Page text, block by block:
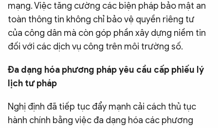
mạng. Việc tăng cường các biện pháp bảo mật an
toàn thông tin không chỉ bảo vệ quyền riêng tư
của công dân mà còn góp phần xây dựng niềm tin
đối với các dịch vụ công trên môi trường số.
Đa dạng hóa phương pháp yêu cầu cấp phiếu lý
lịch tư pháp
Nghị định đã tiếp tục đẩy mạnh cải cách thủ tục
hành chính bằng việc đa dạng hóa các phương